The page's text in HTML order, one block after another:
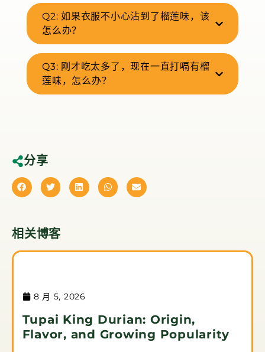
Q2: 如果衣服不小心沾到了榴莲味，该
怎么办？
Q3: 刚才吃太多了，现在一直打嗝有榴
莲味，怎么办？
分享
相关博客
8 月 5, 2026
Tupai King Durian: Origin,
Flavor, and Growing Popularity